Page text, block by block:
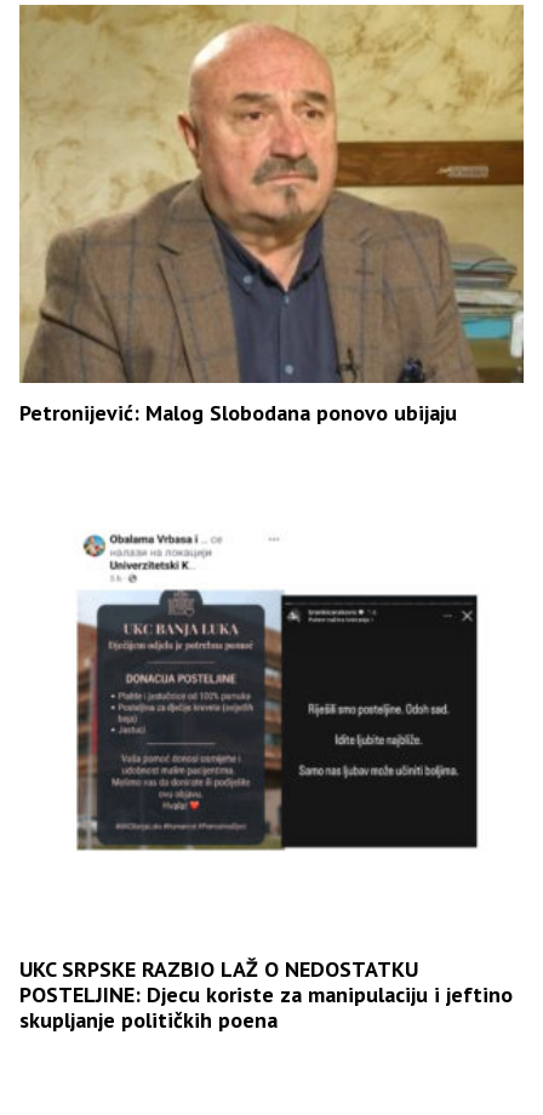
Petronijević: Malog Slobodana ponovo ubijaju
UKC SRPSKE RAZBIO LAŽ O NEDOSTATKU
POSTELJINE: Djecu koriste za manipulaciju i jeftino
skupljanje političkih poena